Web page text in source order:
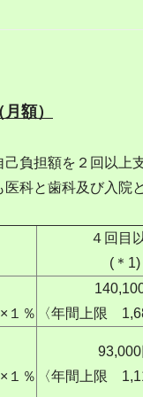
額）
負担額を２回以
科と歯科及び入院
４回目
(＊1)
１％
〈年間上限
１％
93,000
〈年間上限